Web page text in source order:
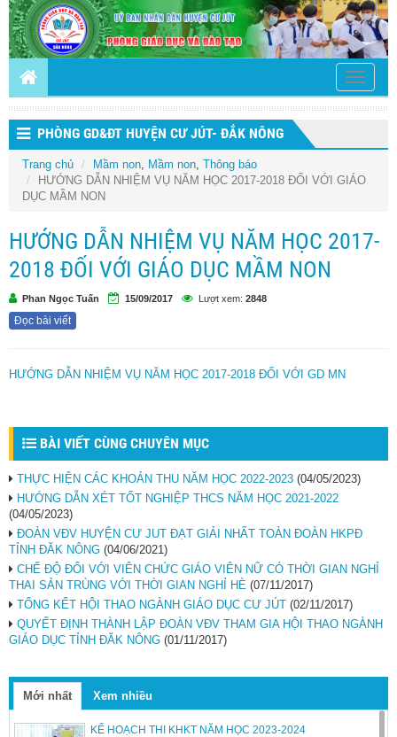
Toggle
PHÒNG GD&ĐT HUYỆN CƯ JÚT- ĐẮK NÔNG
Trang chủ Mầm non Mầm non Thông báo
HƯỚNG DẪN NHIỆM VỤ NĂM HỌC 2017-2018 ĐỐI VỚI GIÁO
DỤC MẦM NON
HƯỚNG DẪN NHIỆM VỤ NĂM HỌC 2017-
2018 ĐỐI VỚI GIÁO DỤC MẦM NON
Phan Ngọc Tuấn 15/09/2017 Lượt xem: 2848
Đọc bài viết
HƯỚNG DẪN NHIỆM VỤ NĂM HỌC 2017-2018 ĐỐI VỚI GD MN
BÀI VIẾT CÙNG CHUYÊN MỤC
THỰC HIỆN CÁC KHOẢN THU NĂM HỌC 2022-2023 (04/05/2023)
HƯỚNG DẪN XÉT TỐT NGHIỆP THCS NĂM HỌC 2021-2022
(04/05/2023)
ĐOÀN VĐV HUYỆN CƯ JUT ĐẠT GIẢI NHẤT TOÀN ĐOÀN HKPĐ
TỈNH ĐĂK NÔNG (04/06/2021)
CHẾ ĐỘ ĐỐI VỚI VIÊN CHỨC GIÁO VIÊN NỮ CÓ THỜI GIAN NGHỈ
THAI SẢN TRÙNG VỚI THỜI GIAN NGHỈ HÈ (07/11/2017)
TỔNG KẾT HỘI THAO NGÀNH GIÁO DỤC CƯ JÚT (02/11/2017)
QUYẾT ĐỊNH THÀNH LẬP ĐOÀN VĐV THAM GIA HỘI THAO NGÀNH
GIÁO DỤC TỈNH ĐĂK NÔNG (01/11/2017)
Mới nhất Xem nhiều
KẾ HOẠCH THI KHKT NĂM HỌC 2023-2024